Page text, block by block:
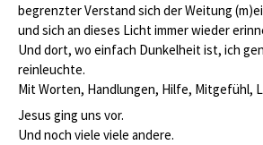
begrenzter Verstand sich der Weitung
und sich an dieses Licht immer wieder
Und dort, wo einfach Dunkelheit ist, ich
reinleuchte.
Mit Worten, Handlungen, Hilfe, Mitgefühl,
Jesus ging uns vor.
Und noch viele viele andere.